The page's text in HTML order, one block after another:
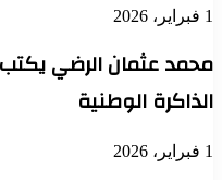
عثمان الرضي يكتب:
الوطنية